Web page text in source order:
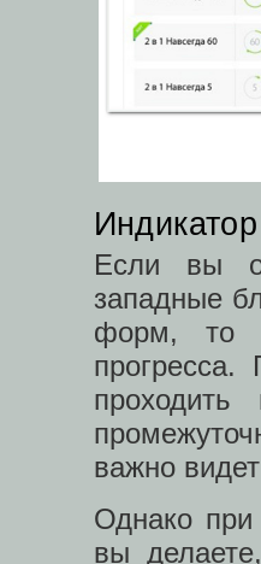
Если вы
западные
форм, то
прогресса.
важно
Однако при
вы